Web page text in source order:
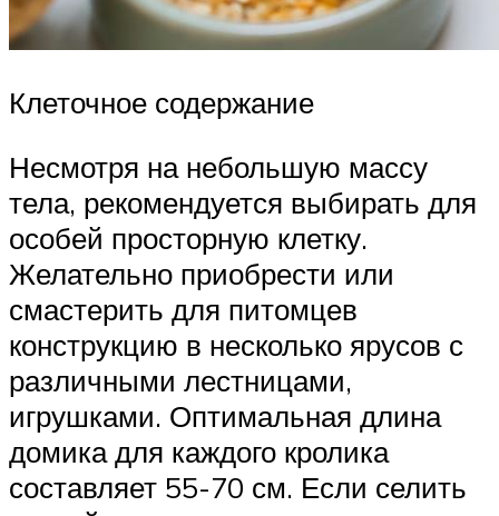
Клеточное содержание
Несмотря на небольшую массу
тела, рекомендуется выбирать для
особей просторную клетку.
Желательно приобрести или
смастерить для питомцев
конструкцию в несколько ярусов с
различными лестницами,
игрушками. Оптимальная длина
домика для каждого кролика
составляет 55-70 см. Если селить